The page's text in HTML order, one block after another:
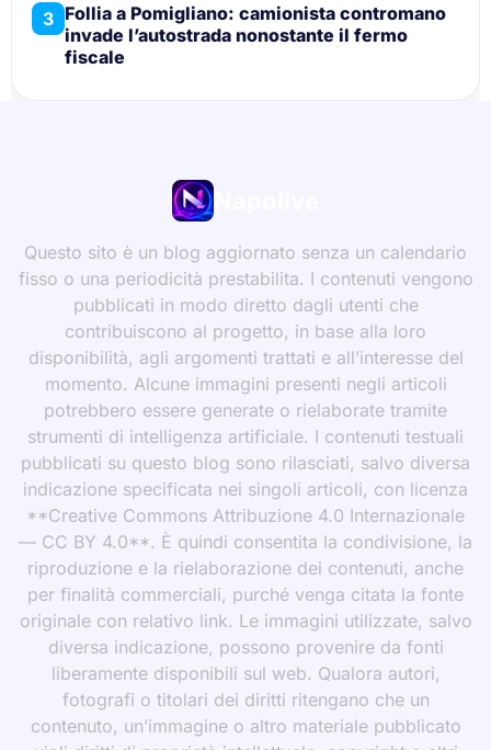
3 Follia a Pomigliano: camionista contromano
invade l’autostrada nonostante il fermo
fiscale
Questo sito è un blog aggiornato senza un calendario
fisso o una periodicità prestabilita. I contenuti vengono
pubblicati in modo diretto dagli utenti che
contribuiscono al progetto, in base alla loro
disponibilità, agli argomenti trattati e all’interesse del
momento. Alcune immagini presenti negli articoli
potrebbero essere generate o rielaborate tramite
strumenti di intelligenza artificiale. I contenuti testuali
pubblicati su questo blog sono rilasciati, salvo diversa
indicazione specificata nei singoli articoli, con licenza
**Creative Commons Attribuzione 4.0 Internazionale
— CC BY 4.0**. È quindi consentita la condivisione, la
riproduzione e la rielaborazione dei contenuti, anche
per finalità commerciali, purché venga citata la fonte
originale con relativo link. Le immagini utilizzate, salvo
diversa indicazione, possono provenire da fonti
liberamente disponibili sul web. Qualora autori,
fotografi o titolari dei diritti ritengano che un
contenuto, un’immagine o altro materiale pubblicato